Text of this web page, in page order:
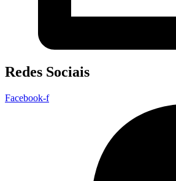
Redes Sociais
Facebook-f